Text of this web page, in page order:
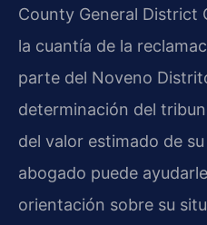
County General District
la cuantía de la
parte del Noveno
determinación del
del valor estimado de
abogado puede
orientación sobre su